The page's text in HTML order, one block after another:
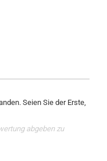
Seien Sie der Erste,
abgeben zu